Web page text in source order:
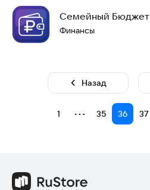
Семейный Бюджет
Финансы
Назад
1 ⋯ 35 36 37